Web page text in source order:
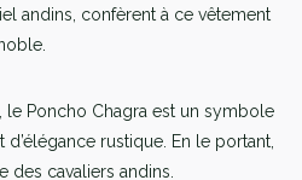
andins, confèrent à ce vêtement
le Poncho Chagra est un symbole
d’élégance rustique. En le portant,
des cavaliers andins.